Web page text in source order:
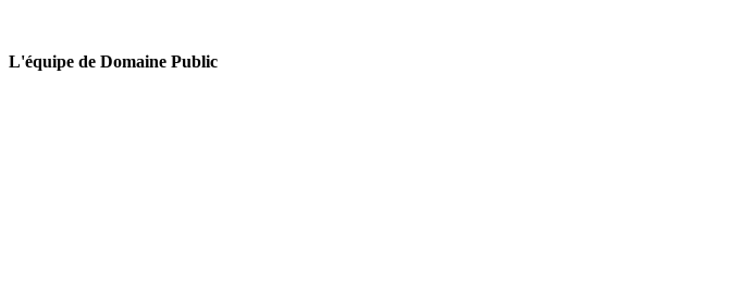
L'équipe de Domaine Public